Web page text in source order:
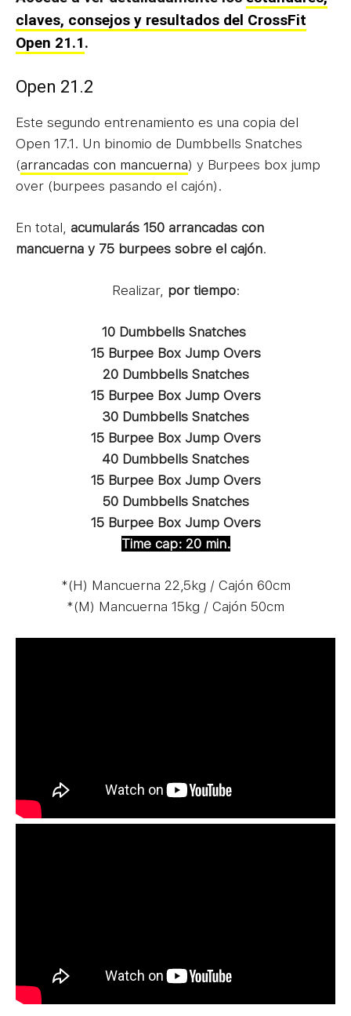
claves, consejos y resultados del CrossFit
Open 21.1.
Open 21.2
Este segundo entrenamiento es una copia del
Open 17.1. Un binomio de Dumbbells Snatches
(arrancadas con mancuerna) y Burpees box jump
over (burpees pasando el cajón).
En total, acumularás 150 arrancadas con
mancuerna y 75 burpees sobre el cajón.
Realizar, por tiempo:
10 Dumbbells Snatches
15 Burpee Box Jump Overs
20 Dumbbells Snatches
15 Burpee Box Jump Overs
30 Dumbbells Snatches
15 Burpee Box Jump Overs
40 Dumbbells Snatches
15 Burpee Box Jump Overs
50 Dumbbells Snatches
15 Burpee Box Jump Overs
Time cap: 20 min.
*(H) Mancuerna 22,5kg / Cajón 60cm
*(M) Mancuerna 15kg / Cajón 50cm